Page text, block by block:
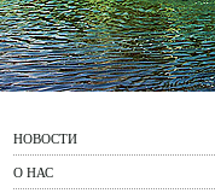
НОВОСТИ
О НАС